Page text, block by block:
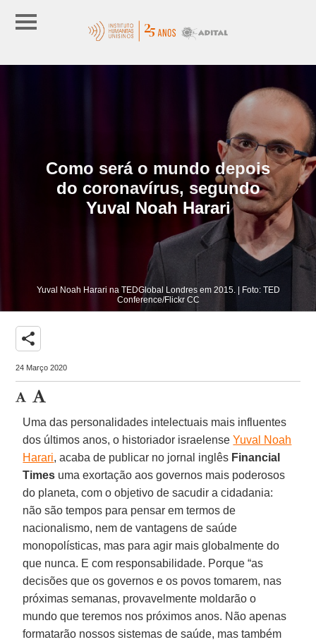
Como será o mundo depois
do coronavírus, segundo
Yuval Noah Harari
Yuval Noah Harari na TEDGlobal Londres em 2015. | Foto: TED
Conference/Flickr CC
share
24 Março 2020
Uma das personalidades intelectuais mais influentes
dos últimos anos, o historiador israelenseYuval Noah
Harari, acaba de publicar no jornal inglês Financial
Times uma exortação aos governos mais poderosos
do planeta, com o objetivo de sacudir a cidadania:
não são tempos para pensar em termos de
nacionalismo, nem de vantagens de saúde
monopolísticas, mas para agir mais globalmente do
que nunca. E com responsabilidade. Porque “as
decisões que os governos e os povos tomarem, nas
próximas semanas, provavelmente moldarão o
mundo que teremos nos próximos anos. Não apenas
formatarão nossos sistemas de saúde, mas também